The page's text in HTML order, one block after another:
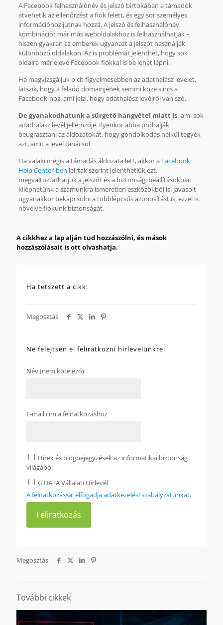
A Facebook felhasználónév és jelszó birtokában a támadók
átvehetik az ellenőrzést a fiók felett, és egy sor személyes
információhoz jutnak hozzá. A jelszó és felhasználónév
kombinációt már más weboldalakhoz is felhasználhatják –
hiszen gyakran az emberek ugyanazt a jelszót használják
különböző oldalakon. Az is problémát jelenthet, hogy sok
oldalra már eleve Facebook fiókkal is be lehet lépni.
Ha megvizsgáljuk picit figyelmesebben az adathalász levelet,
látszik, hogy a feladó domainjének semmi köze sincs a
Facebook-hoz, ami jelzi, hogy adathalász levélről van szó.
De gyanakodhatunk a sürgető hangvétel miatt is, ami sok
adathalász levél jellemzője. Ilyenkor abba próbálják
beugrasztani az áldozatokat, hogy gondolkodás nélkül tegyék
azt, amit a levél tanácsol.
Ha valaki mégis a támadás áldozata lett, akkor a Facebook
Help Center-ben leírtak szerint jelenthetjük ezt,
megváltoztathatjuk a jelszót és a biztonsági beállításokban
kiléphetünk a számunkra ismeretlen eszközökből is. Javasolt
ugyanakkor bekapcsolni a többlépcsős azonosítást is, ezzel is
növelve fiókunk biztonságát.
A cikkhez a lap alján tud hozzászólni, és mások
hozzászólásait is ott olvashatja.
Ha tetszett a cikk:
Megosztás
Ne felejtsen el feliratkozni hírlevelünkre:
Név (nem kötelező)
E-mail cím a feliratkozáshoz
Hírek és blogbejegyzések az informatikai biztonság
világából
G DATA Vállalati Hírlevél
A feliratkozással elfogadja adatkezelési szabályzatunkat.
Megosztás
További cikkek